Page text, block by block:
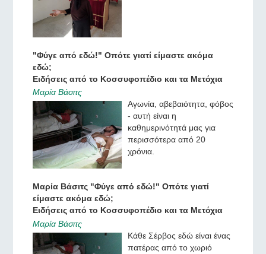
"Φύγε από εδώ!" Οπότε γιατί είμαστε ακόμα
εδώ;
Ειδήσεις από το Κοσσυφοπέδιο και τα Μετόχια
Μαρία Βάσιτς
Αγωνία, αβεβαιότητα, φόβος
- αυτή είναι η
καθημερινότητά μας για
περισσότερα από 20
χρόνια.
Μαρία Βάσιτς "Φύγε από εδώ!" Οπότε γιατί
είμαστε ακόμα εδώ;
Ειδήσεις από το Κοσσυφοπέδιο και τα Μετόχια
Μαρία Βάσιτς
Κάθε Σέρβος εδώ είναι ένας
πατέρας από το χωριό